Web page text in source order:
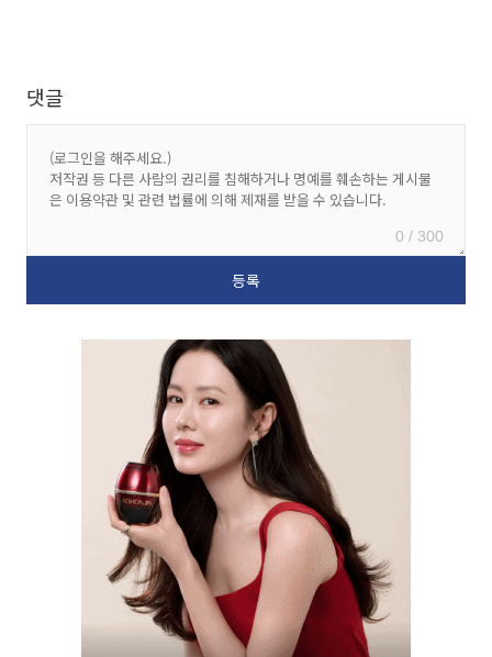
댓글
0 / 300